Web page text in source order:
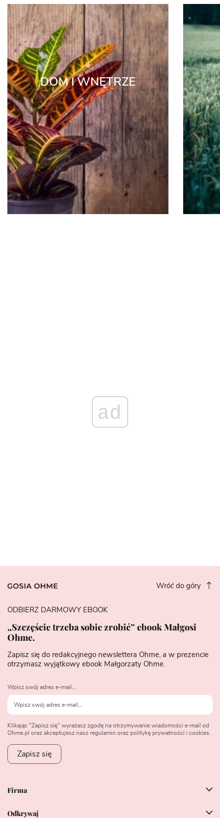
DOM I WNĘTRZE
ad
Wróć do góry
Firma
Odkrywaj
ODBIERZ DARMOWY EBOOK
„Szczęście trzeba sobie zrobić” ebook Małgosi
Ohme.
Zapisz się do redakcyjnego newslettera Ohme, a w prezencie
otrzymasz wyjątkowy ebook Małgorzaty Ohme.
Wpisz swój adres e-mail...
Klikając "Zapisz się" wyrażasz zgodę na otrzymywanie wiadomości e-mail od
Ohme.pl oraz akceptujesz nasz regulamin oraz politykę prywatności i cookies.
Zapisz się